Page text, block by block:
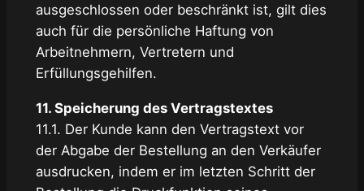
ausgeschlossen oder beschränkt ist, gilt dies
auch für die persönliche Haftung von
Arbeitnehmern, Vertretern und
Erfüllungsgehilfen.
11. Speicherung des Vertragstextes
11.1. Der Kunde kann den Vertragstext vor
der Abgabe der Bestellung an den Verkäufer
ausdrucken, indem er im letzten Schritt der